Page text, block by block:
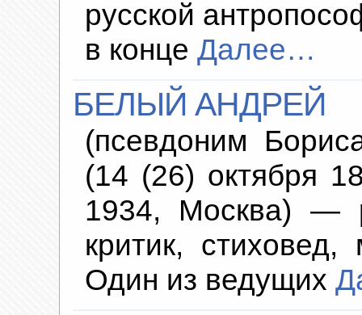
русской
в конце Далее…
БЕЛЫЙ АНДРЕЙ
(псевдоним
(14 (26) октября
1934, Москва) —
критик,
Один из ведущих